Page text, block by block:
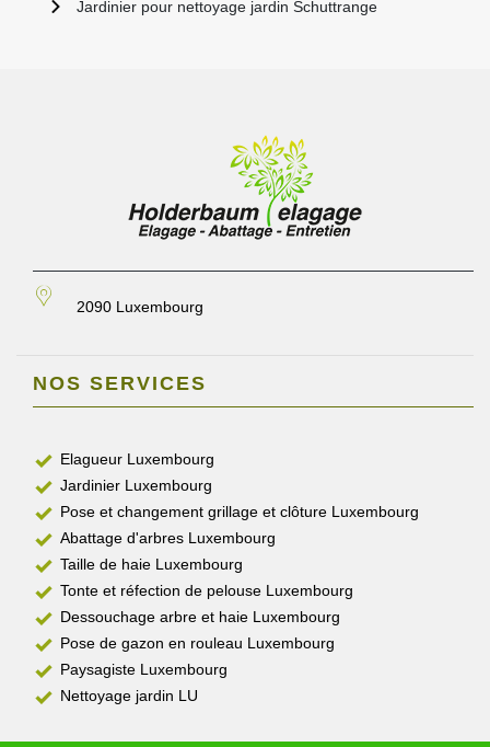
Jardinier pour nettoyage jardin Schuttrange
2090 Luxembourg
NOS SERVICES
Elagueur Luxembourg
Jardinier Luxembourg
Pose et changement grillage et clôture Luxembourg
Abattage d'arbres Luxembourg
Taille de haie Luxembourg
Tonte et réfection de pelouse Luxembourg
Dessouchage arbre et haie Luxembourg
Pose de gazon en rouleau Luxembourg
Paysagiste Luxembourg
Nettoyage jardin LU